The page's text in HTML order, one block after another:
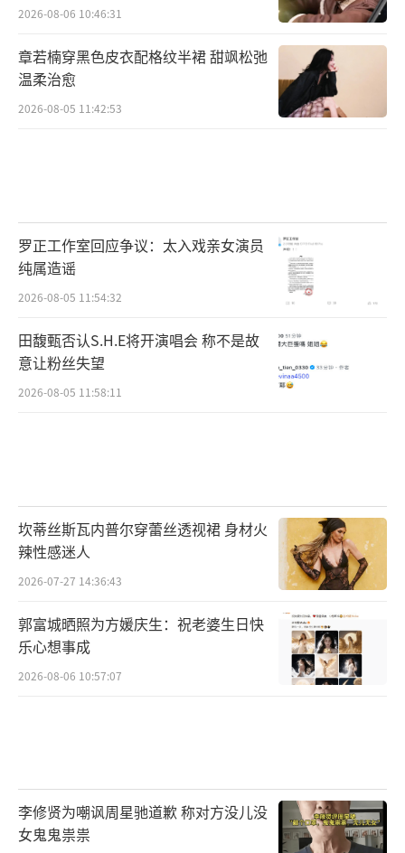
这次在电影《断卡风暴》中，不仅有城市
街道飙车的激情场面，释彦能亲自担当动作导
演，自然少不了拳拳到肉的动作场面！狭小的
楼梯间、飞身翻越楼梯速降、密布钢筋铁链的
品，济南金龙山文化传媒有限公司、中广天择
传媒股份有限公司联合出品。7月26日开启竞速
狂飙！（责任编辑：郭一楠 CK001）
2026-08-06 10:46:31
章若楠穿黑色皮衣配格纹半裙 甜飒松弛
温柔治愈
2026-08-05 11:42:53
罗正工作室回应争议：太入戏亲女演员
纯属造谣
2026-08-05 11:54:32
田馥甄否认S.H.E将开演唱会 称不是故
意让粉丝失望
2026-08-05 11:58:11
坎蒂丝斯瓦内普尔穿蕾丝透视裙 身材火
辣性感迷人
2026-07-27 14:36:43
郭富城晒照为方媛庆生：祝老婆生日快
乐心想事成
2026-08-06 10:57:07
李修贤为嘲讽周星驰道歉 称对方没儿没
女鬼鬼祟祟